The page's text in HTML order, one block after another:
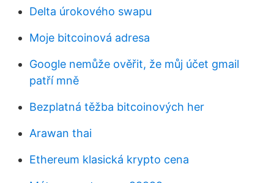
Delta úrokového swapu
Moje bitcoinová adresa
Google nemůže ověřit, že můj účet gmail
patří mně
Bezplatná těžba bitcoinových her
Arawan thai
Ethereum klasická krypto cena